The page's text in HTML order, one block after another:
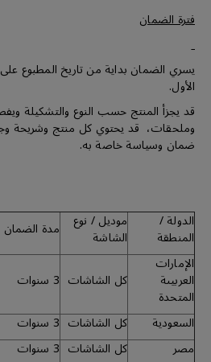
فترة الضمان
يسري الضمان بداية من تاريخ المطبوع
الأول.
قد يجزأ المنتج حسب النوع والتشكيلة
وملحقات، قد يحتوي كل منتج وشريحة
ضمان وسياسة خاصة به.
الدولة /
المنطقة
موديل / نوع
الشاشة مدة الضمان
الإمارات
العربيىة
المتحدة
كل الشاشات 3 سنوات
السعودية
كل الشاشات 3 سنوات
مصر
كل الشاشات 3 سنوات